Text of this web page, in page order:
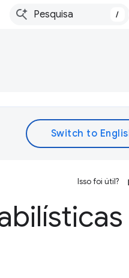
/
Isso foi útil?